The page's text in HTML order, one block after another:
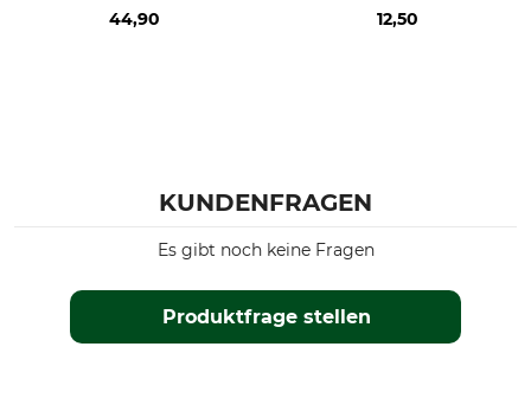
44,90 12,50
KUNDENFRAGEN
Produktfrage stellen
Es gibt noch keine Fragen